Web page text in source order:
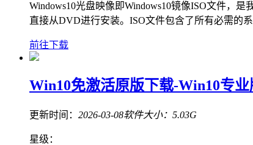
Windows10光盘映像即Windows10镜像ISO文件，
直接从DVD进行安装。ISO文件包含了所有必需的
前往下载
Win10免激活原版下载-Win10专
更新时间： 2026-03-08软件大小： 5.03G
星级：